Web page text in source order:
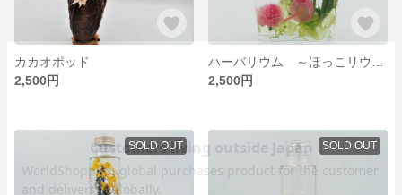
カカオポッド
2,500円
2,500円
SOLD OUT SOLD OUT